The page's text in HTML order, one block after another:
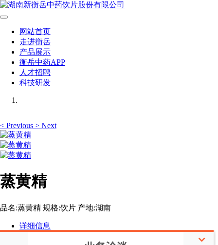
网站首页
走进衡岳
产品展示
衡岳中药APP
人才招聘
科技研发
< Previous > Next
蒸黄精
品名:蒸黄精 规格:饮片 产地:湖南
详细信息